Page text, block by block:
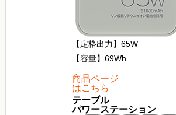
【定格出力】65W
【容量】69Wh
商品ページ
はこちら
テーブル
パワーステーション